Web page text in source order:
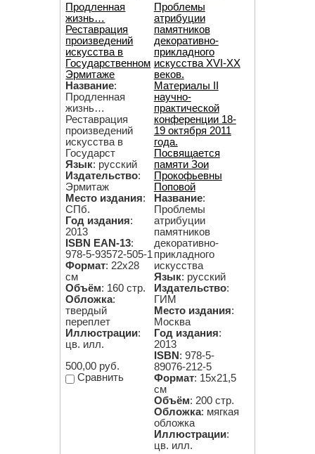
Продленная
жизнь…
Реставрация
произведений
искусства в
Государственном
Эрмитаже
Название:
Продленная
жизнь…
Реставрация
произведений
искусства в
Государст
Язык: русский
Издательство:
Эрмитаж
Место издания:
СПб.
Год издания:
2013
ISBN EAN-13:
978-5-93572-505-1
Формат: 22x28
cм
Объём: 160 стр.
Обложка:
твердый
переплет
Иллюстрации:
цв. илл.
500,00 руб.
Сравнить
Проблемы
атрибуции
памятников
декоративно-
прикладного
искусства XVI-XX
веков.
Материалы II
научно-
практической
конференции 18-
19 октября 2011
года.
Посвящается
памяти Зои
Прокофьевны
Поповой
Название:
Проблемы
атрибуции
памятников
декоративно-
прикладного
искусства
Язык: русский
Издательство:
ГИМ
Место издания:
Москва
Год издания:
2013
ISBN : 978-5-
89076-212-5
Формат: 15х21,5
см
Объём: 200 стр.
Обложка: мягкая
обложка
Иллюстрации:
цв. илл.